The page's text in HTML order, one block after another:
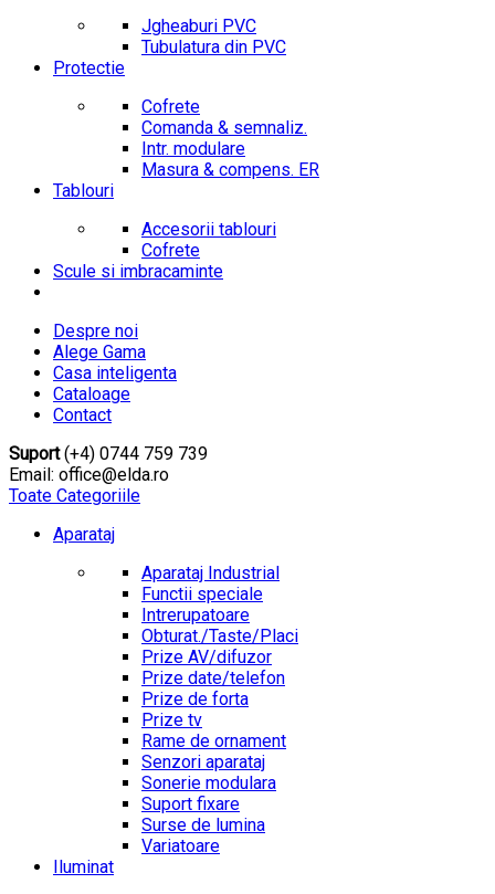
Jgheaburi PVC
Tubulatura din PVC
Protectie
Cofrete
Comanda & semnaliz.
Intr. modulare
Masura & compens. ER
Tablouri
Accesorii tablouri
Cofrete
Scule si imbracaminte
Despre noi
Alege Gama
Casa inteligenta
Cataloage
Contact
Suport(+4) 0744 759 739
Email: office@elda.ro
Toate Categoriile
Aparataj
Aparataj Industrial
Functii speciale
Intrerupatoare
Obturat./Taste/Placi
Prize AV/difuzor
Prize date/telefon
Prize de forta
Prize tv
Rame de ornament
Senzori aparataj
Sonerie modulara
Suport fixare
Surse de lumina
Variatoare
Iluminat